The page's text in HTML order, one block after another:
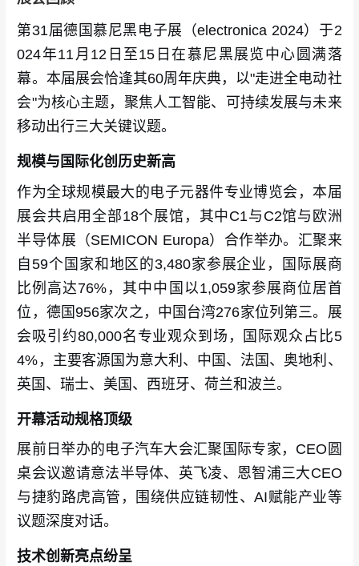
第31届德国慕尼黑电子展（electronica 2024）于2
024年11月12日至15日在慕尼黑展览中心圆满落
幕。本届展会恰逢其60周年庆典，以"走进全电动社
会"为核心主题，聚焦人工智能、可持续发展与未来
移动出行三大关键议题。
规模与国际化创历史新高
作为全球规模最大的电子元器件专业博览会，本届
展会共启用全部18个展馆，其中C1与C2馆与欧洲
半导体展（SEMICON Europa）合作举办。汇聚来
自59个国家和地区的3,480家参展企业，国际展商
比例高达76%，其中中国以1,059家参展商位居首
位，德国956家次之，中国台湾276家位列第三。展
会吸引约80,000名专业观众到场，国际观众占比5
4%，主要客源国为意大利、中国、法国、奥地利、
英国、瑞士、美国、西班牙、荷兰和波兰。
开幕活动规格顶级
展前日举办的电子汽车大会汇聚国际专家，CEO圆
桌会议邀请意法半导体、英飞凌、恩智浦三大CEO
与捷豹路虎高管，围绕供应链韧性、AI赋能产业等
议题深度对话。
技术创新亮点纷呈